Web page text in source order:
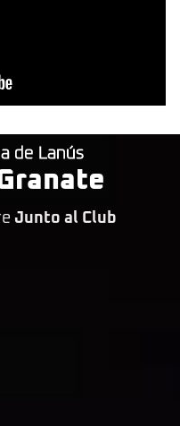
de Lanús
Junto al Club